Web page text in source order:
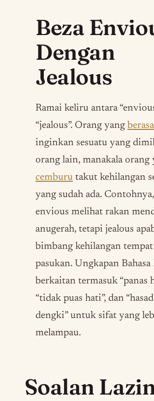
Beza
Dengan
Jealous
Ramai keliru antara
“jealous”. Orang yang
inginkan sesuatu yang
orang lain, manakala orang
cemburu takut kehilangan
yang sudah ada.
envious melihat rakan
anugerah, tetapi jealous
bimbang kehilangan
pasukan. Ungkapan
berkaitan termasuk “panas
“tidak puas hati”, dan “hasad
dengki” untuk sifat yang
melampau.
Soalan